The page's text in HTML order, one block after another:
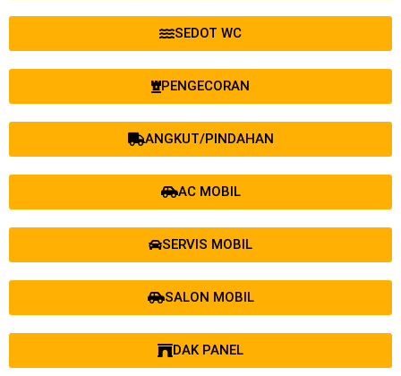
SEDOT WC
PENGECORAN
ANGKUT/PINDAHAN
AC MOBIL
SERVIS MOBIL
SALON MOBIL
DAK PANEL